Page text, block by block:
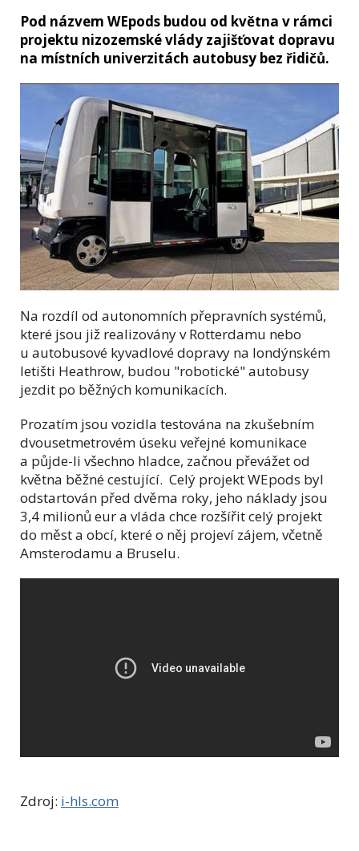
Pod názvem WEpods budou od května v rámci
projektu nizozemské vlády zajišťovat dopravu
na místních univerzitách autobusy bez řidičů.
Na rozdíl od autonomních přepravních systémů,
které jsou již realizoványv Rotterdamu nebo
u autobusové kyvadlové dopravy na londýnském
letišti Heathrow, budou "robotické" autobusy
jezdit po běžných komunikacích.
Prozatím jsou vozidla testována na zkušebním
dvousetmetrovém úseku veřejné komunikace
a půjde-li všechno hladce, začnou převážet od
května běžné cestující. Celý projekt WEpods byl
odstartován před dvěma roky, jeho náklady jsou
3,4 milionů eur a vláda chce rozšířit celý projekt
do měst a obcí, které o něj projeví zájem, včetně
Amsterodamu a Bruselu.
Zdroj: i-hls.com